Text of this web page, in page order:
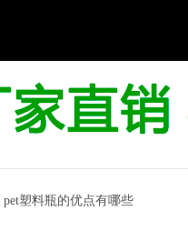
pet塑料瓶的优点有哪些